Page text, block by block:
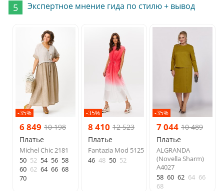
Экспертное мнение гида по стилю + вывод
-35%
6 849 10 198
Платье
Michel Chic 2181
50 52 54 56 58
60 62 64 66 68
70
-35%
8 410 12 523
Платье
Fantazia Mod 5125
46 48 50 52
-35%
7 044 10 489
Платье
ALGRANDA
(Novella Sharm)
A4027
58 60 62 64 66
68